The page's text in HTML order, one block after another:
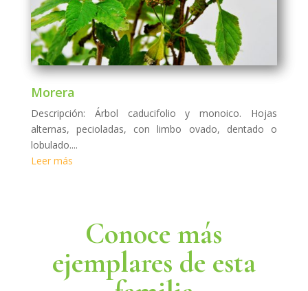
Morera
Descripción: Árbol caducifolio y monoico. Hojas
alternas, pecioladas, con limbo ovado, dentado o
lobulado....
Leer más
Conoce más
ejemplares de esta